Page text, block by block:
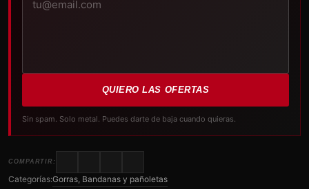
QUIERO LAS OFERTAS
Sin spam. Solo metal. Puedes darte de baja cuando quieras.
COMPARTIR:
Categorías:Gorras, Bandanas y pañoletas